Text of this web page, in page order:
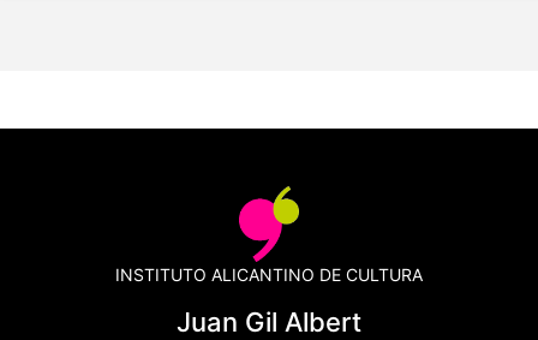
INSTITUTO ALICANTINO DE CULTURA
Juan Gil Albert